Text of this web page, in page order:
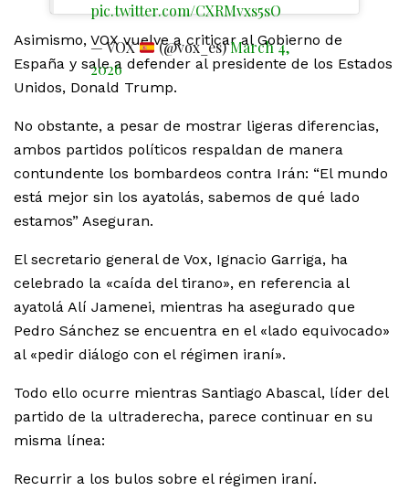
pic.twitter.com/CXRMvxs5sO
— VOX
(@vox_es)March 4,
2026
Asimismo, VOX vuelve a criticar al Gobierno de
España y sale a defender al presidente de los Estados
Unidos, Donald Trump.
No obstante, a pesar de mostrar ligeras diferencias,
ambos partidos políticos respaldan de manera
contundente los bombardeos contra Irán: “El mundo
está mejor sin los ayatolás, sabemos de qué lado
estamos” Aseguran.
El secretario general de Vox, Ignacio Garriga, ha
celebrado la «caída del tirano», en referencia al
ayatolá Alí Jamenei, mientras ha asegurado que
Pedro Sánchez se encuentra en el «lado equivocado»
al «pedir diálogo con el régimen iraní».
Todo ello ocurre mientras Santiago Abascal, líder del
partido de la ultraderecha, parece continuar en su
misma línea:
Recurrir a los bulos sobre el régimen iraní.